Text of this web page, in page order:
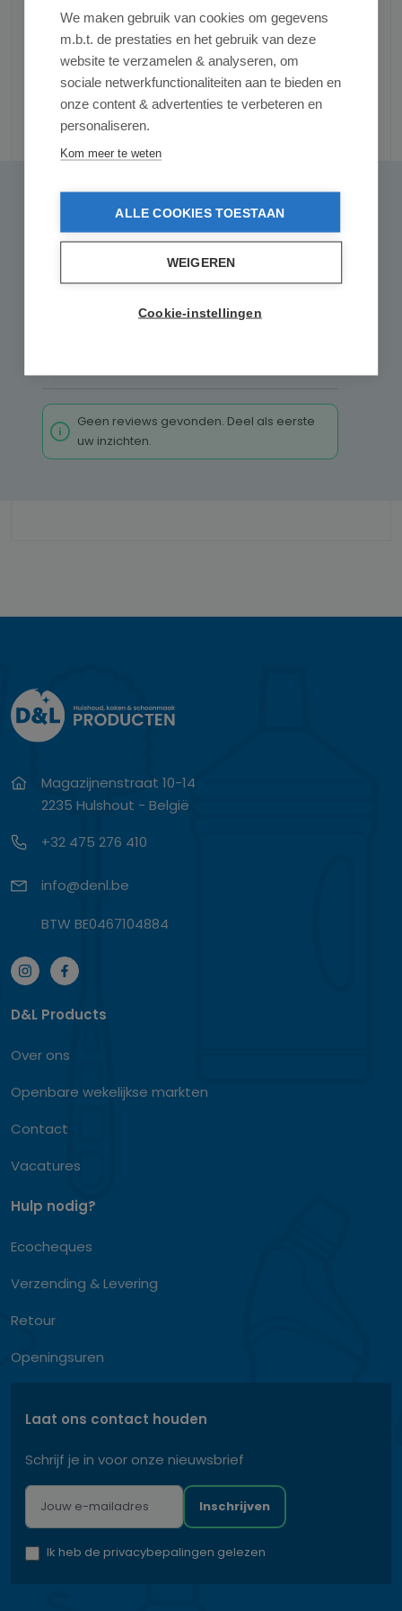
Reviews
Gemiddelde waardering van 0 van 5 sterren
Geef een review
Deel uw ervaringen met andere klanten.
Geen reviews gevonden. Deel als eerste
uw inzichten.
Magazijnenstraat 10-14
2235 Hulshout - België
+32 475 276 410
info@denl.be
BTW BE0467104884
D&L Products
Over ons
Openbare wekelijkse markten
Contact
Vacatures
Hulp nodig?
Ecocheques
Verzending & Levering
Retour
Openingsuren
Laat ons contact houden
Schrijf je in voor onze nieuwsbrief
Inschrijven
Ik heb de privacybepalingen gelezen
We maken gebruik van cookies om gegevens
m.b.t. de prestaties en het gebruik van deze
website te verzamelen & analyseren, om
sociale netwerkfunctionaliteiten aan te bieden en
onze content & advertenties te verbeteren en
personaliseren.
Kom meer te weten
ALLE COOKIES TOESTAAN
WEIGEREN
Cookie-instellingen